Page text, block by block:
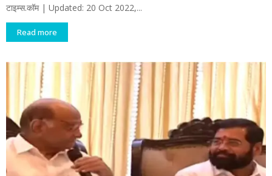
टाइम्स.कॉम | Updated: 20 Oct 2022,...
Read more